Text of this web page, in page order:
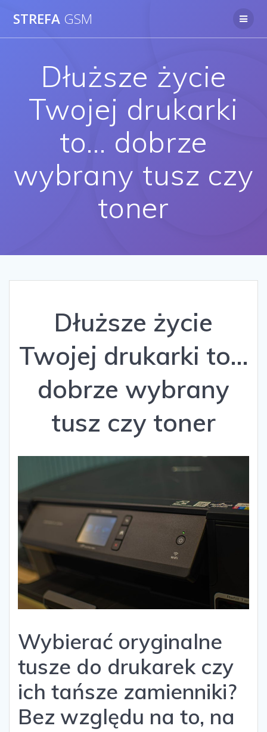
STREFA GSM
Dłuższe życie
Twojej drukarki
to… dobrze
wybrany tusz czy
toner
Dłuższe życie
Twojej drukarki to…
dobrze wybrany
tusz czy toner
Wybierać oryginalne
tusze do drukarek czy
ich tańsze zamienniki?
Bez względu na to, na